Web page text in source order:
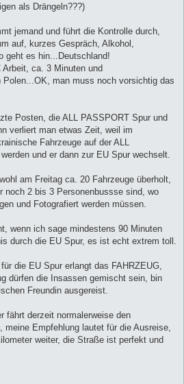
als Drängeln???)
jemand und führt die Kontrolle durch,
auf, kurzes Gespräch, Alkohol,
geht es hin...Deutschland!
ca. 3 Minuten und
man muss noch vorsichtig das
Posten, die ALL PASSPORT Spur und
verliert man etwas Zeit, weil im
Fahrzeuge auf der ALL
und er dann zur EU Spur wechselt.
am Freitag ca. 20 Fahrzeuge überholt,
noch 2 bis 3 Personenbussse sind, wo
und Fotografiert werden müssen.
wenn ich sage mindestens 90 Minuten
durch die EU Spur, es ist echt extrem toll.
die EU Spur erlangt das FAHRZEUG,
dürfen die Insassen gemischt sein, bin
Freundin ausgereist.
fährt derzeit normalerweise den
meine Empfehlung lautet für die Ausreise,
weiter, die Straße ist perfekt und